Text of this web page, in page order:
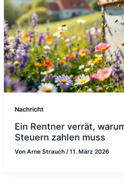
Nachricht
Ein Rentner verrät,
Steuern zahlen muss
Von Arne Strauch /11. März 2026